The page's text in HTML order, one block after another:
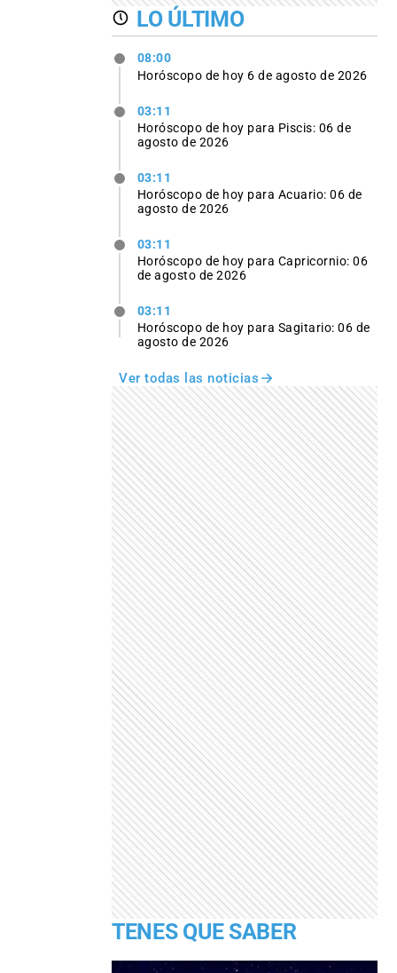
LO ÚLTIMO
08:00
Horóscopo de hoy 6 de agosto de 2026
03:11
Horóscopo de hoy para Piscis: 06 de
agosto de 2026
03:11
Horóscopo de hoy para Acuario: 06 de
agosto de 2026
03:11
Horóscopo de hoy para Capricornio: 06
de agosto de 2026
03:11
Horóscopo de hoy para Sagitario: 06 de
agosto de 2026
Ver todas las noticias
TENES QUE SABER